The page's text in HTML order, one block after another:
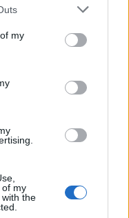
one or more Google
You may click to
third-party tags to
in below Google
my
of my
the
tűnhet, a
általában ilyen
a felajánlott díjakat
vigyáz az anti-
nél tavaly még azt
idén
hajlandóak
lesz versenyző,
kiadása. Az R2-